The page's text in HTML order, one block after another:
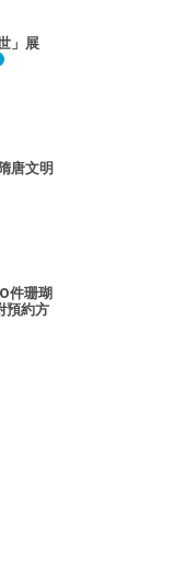
」展
唐文明
件珊瑚
預約方